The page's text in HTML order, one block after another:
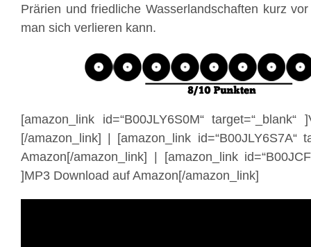
Prärien und friedliche Wasserlandschaften kurz
man sich verlieren kann.
[amazon_link id=“B00JLY6S0M“
[/amazon_link] | [amazon_link id=“B00JLY6S7A“
Amazon[/amazon_link] | [amazon_link
]MP3 Download auf Amazon[/amazon_link]